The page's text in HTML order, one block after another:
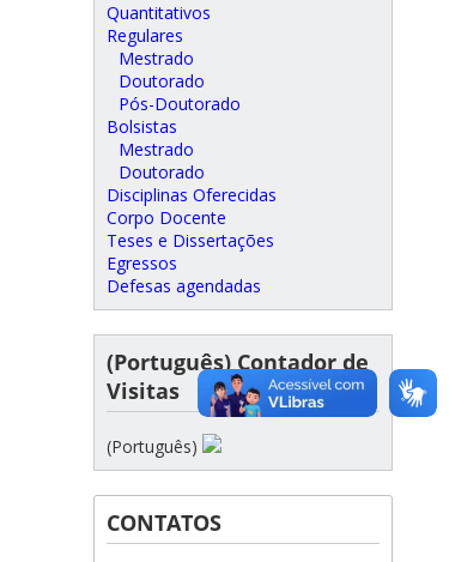
Quantitativos
Regulares
Mestrado
Doutorado
Pós-Doutorado
Bolsistas
Mestrado
Doutorado
Disciplinas Oferecidas
Corpo Docente
Teses e Dissertações
Egressos
Defesas agendadas
(Português) Contador de
Visitas
(Português)
CONTATOS